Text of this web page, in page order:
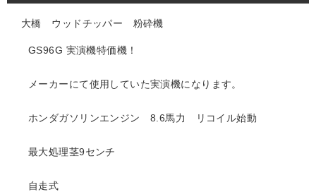
大橋 ウッドチッパー 粉砕機
GS96G 実演機特価機！
メーカーにて使用していた実演機になります。
ホンダガソリンエンジン 8.6馬力 リコイル始動
最大処理茎9センチ
自走式